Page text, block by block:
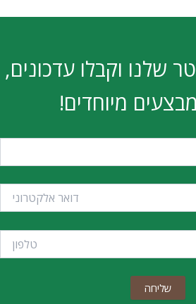
שלנו וקבלו עדכונים,
מיוחדים!